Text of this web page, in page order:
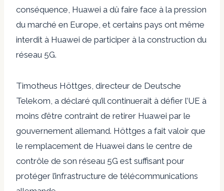
conséquence, Huawei a dû faire face à la pression
du marché en Europe, et certains pays ont même
interdit à Huawei de participer à la construction du
réseau 5G.
Timotheus Höttges, directeur de Deutsche
Telekom, a déclaré qu’il continuerait à défier l’UE à
moins d’être contraint de retirer Huawei par le
gouvernement allemand. Höttges a fait valoir que
le remplacement de Huawei dans le centre de
contrôle de son réseau 5G est suffisant pour
protéger l’infrastructure de télécommunications